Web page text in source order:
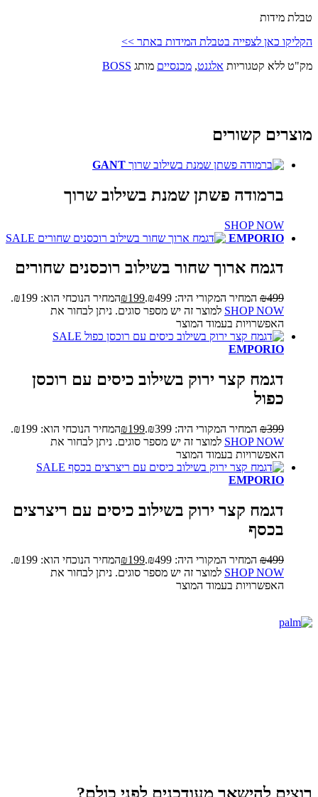
טבלת מידות
הקליקו כאן לצפייה בטבלת המידות באתר >>
מק"ט ללא קטגוריות אלגנט, מכנסיים מותג BOSS
מוצרים קשורים
GANT
ברמודה פשתן שמנת בשילוב שרוך
SHOP NOW
SALE
EMPORIO
דגמח ארוך שחור בשילוב רוכסנים שחורים
₪499 המחיר המקורי היה: ₪499. ₪199
המחיר הנוכחי הוא: ₪199.
SHOP NOW למוצר זה יש מספר סוגים. ניתן לבחור את
האפשרויות בעמוד המוצר
SALE
EMPORIO
דגמח קצר ירוק בשילוב כיסים עם רוכסן
כפול
₪399 המחיר המקורי היה: ₪399. ₪199
המחיר הנוכחי הוא: ₪199.
SHOP NOW למוצר זה יש מספר סוגים. ניתן לבחור את
האפשרויות בעמוד המוצר
SALE
EMPORIO
דגמח קצר ירוק בשילוב כיסים עם ריצרצים
בכסף
₪499 המחיר המקורי היה: ₪499. ₪199
המחיר הנוכחי הוא: ₪199.
SHOP NOW למוצר זה יש מספר סוגים. ניתן לבחור את
האפשרויות בעמוד המוצר